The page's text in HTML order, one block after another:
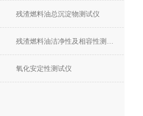
残渣燃料油总沉淀物测试仪
氧化安定性测试仪